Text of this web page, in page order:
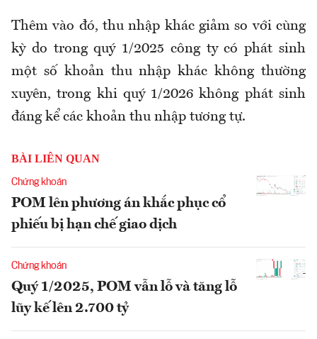
Thêm vào đó, thu nhập khác giảm so với cùng
kỳ do trong quý 1/2025 công ty có phát sinh
một số khoản thu nhập khác không thường
xuyên, trong khi quý 1/2026 không phát sinh
đáng kể các khoản thu nhập tương tự.
BÀI LIÊN QUAN
Chứng khoán
POM lên phương án khắc phục cổ
phiếu bị hạn chế giao dịch
Chứng khoán
Quý 1/2025, POM vẫn lỗ và tăng lỗ
lũy kế lên 2.700 tỷ